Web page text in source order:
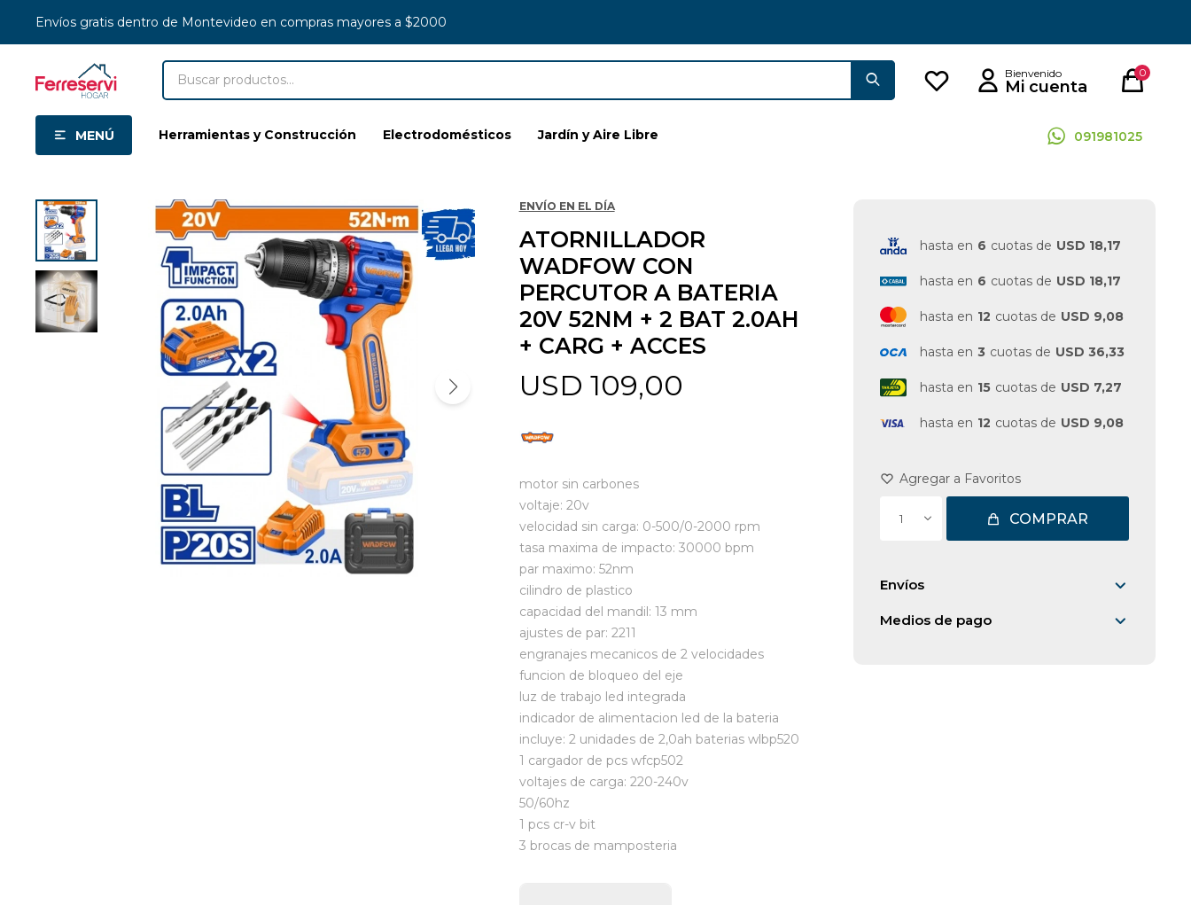
MENÚ Herramientas y Construcción Electrodomésticos Jardín y Aire Libre 091981025
0
Envíos gratis dentro de Montevideo en compras mayores a $2000
ENVÍO EN EL DÍA
ATORNILLADOR
WADFOW CON
PERCUTOR A BATERIA
20V 52NM + 2 BAT 2.0AH
+ CARG + ACCES
USD 109,00
motor sin carbones
voltaje: 20v
velocidad sin carga: 0-500/0-2000 rpm
tasa maxima de impacto: 30000 bpm
par maximo: 52nm
cilindro de plastico
capacidad del mandil: 13 mm
ajustes de par: 2211
engranajes mecanicos de 2 velocidades
funcion de bloqueo del eje
luz de trabajo led integrada
indicador de alimentacion led de la bateria
incluye: 2 unidades de 2,0ah baterias wlbp520
1 cargador de pcs wfcp502
voltajes de carga: 220-240v
50/60hz
1 pcs cr-v bit
3 brocas de mamposteria
hasta en 6 cuotas de USD 18,17
hasta en 6 cuotas de USD 18,17
hasta en 12 cuotas de USD 9,08
hasta en 3 cuotas de USD 36,33
hasta en 15 cuotas de USD 7,27
hasta en 12 cuotas de USD 9,08
1 COMPRAR
Envíos
Medios de pago